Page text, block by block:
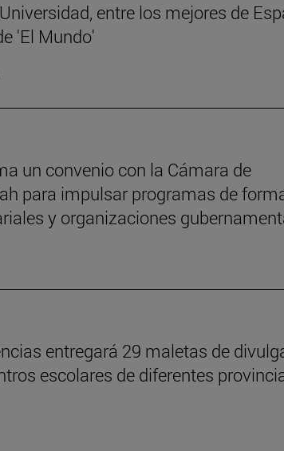
entre los mejores de
'El Mundo'
un convenio con la Cámara de
para impulsar programas de
y organizaciones
entregará 29 maletas de
escolares de diferentes